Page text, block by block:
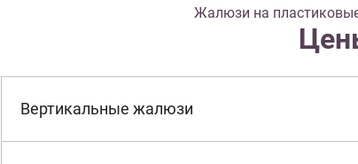
Жалюзи на
Вертикальные жалюзи